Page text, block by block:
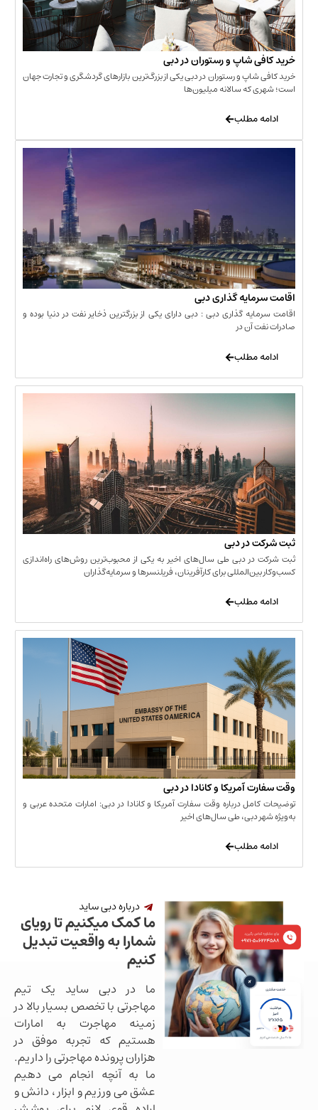
شاپ و رستوران در دبی
و رستوران در دبی یکی از بزرگ‌ترین بازارهای گردشگری و تجارت جهان
سالانه میلیون‌ها
گذاری دبی
گذاری دبی : دبی دارای یکی از بزرگترین ذخایر نفت در دنیا بوده و
در دبی
دبی طی سال‌های اخیر به یکی از محبوب‌ترین روش‌های راه‌اندازی
برای کارآفرینان، فریلنسرها و سرمایه‌گذاران
آمریکا و کانادا در دبی
درباره وقت سفارت آمریکا و کانادا در دبی: امارات متحده عربی و
دبی، طی سال‌های اخیر
درباره دبی ساید
ما کمک میکنیم تا رویای
شمارا به واقعیت تبدیل
کنیم
ما در دبی ساید یک تیم
مهاجرتی با تخصص بسیار بالا در
زمینه مهاجرت به امارات
هستیم که تجربه موفق در
هزاران پرونده مهاجرتی را داریم.
ما به آنچه انجام می دهیم
عشق می ورزیم و ابزار ، دانش و